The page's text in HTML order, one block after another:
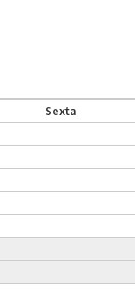
Sexta